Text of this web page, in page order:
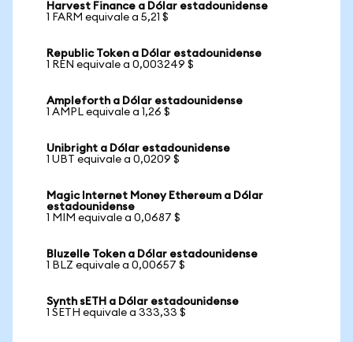
Harvest Finance a Dólar estadounidense
1 FARM equivale a 5,21 $
Republic Token a Dólar estadounidense
1 REN equivale a 0,003249 $
Ampleforth a Dólar estadounidense
1 AMPL equivale a 1,26 $
Unibright a Dólar estadounidense
1 UBT equivale a 0,0209 $
Magic Internet Money Ethereum a Dólar
estadounidense
1 MIM equivale a 0,0687 $
Bluzelle Token a Dólar estadounidense
1 BLZ equivale a 0,00657 $
Synth sETH a Dólar estadounidense
1 SETH equivale a 333,33 $